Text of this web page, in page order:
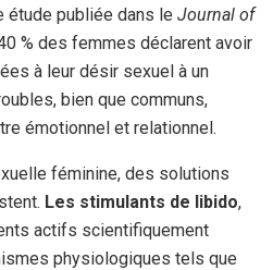
étude publiée dans le Journal of
% des femmes déclarent avoir
à leur désir sexuel à un
bien que communs,
émotionnel et relationnel.
féminine, des solutions
Les stimulants de libido,
actifs scientifiquement
physiologiques tels que